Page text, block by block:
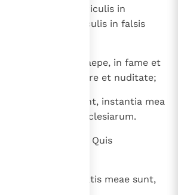
in civitate, periculis in
in mari, periculis in falsis
in vigiliis saepe, in fame et
frequenter, in frigore et nuditate;
extrinsecus sunt, instantia mea
omnium ecclesiarum.
et non infirmor? Quis
quae infirmitatis meae sunt,